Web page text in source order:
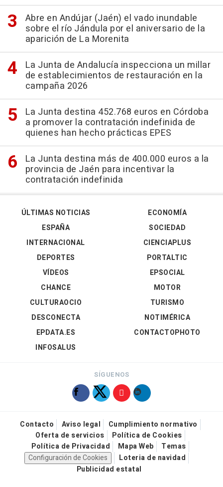
Abre en Andújar (Jaén) el vado inundable
sobre el río Jándula por el aniversario de la
aparición de La Morenita
La Junta de Andalucía inspecciona un millar
de establecimientos de restauración en la
campaña 2026
La Junta destina 452.768 euros en Córdoba
a promover la contratación indefinida de
quienes han hecho prácticas EPES
La Junta destina más de 400.000 euros a la
provincia de Jaén para incentivar la
contratación indefinida
ÚLTIMAS NOTICIAS
ESPAÑA
INTERNACIONAL
DEPORTES
VÍDEOS
ECONOMÍA
SOCIEDAD
CIENCIAPLUS
PORTALTIC
EPSOCIAL
CHANCE
CULTURAOCIO
DESCONECTA
EPDATA.ES
INFOSALUS
MOTOR
TURISMO
NOTIMÉRICA
CONTACTOPHOTO
SÍGUENOS
Contacto Aviso legal
Cumplimiento normativo
Oferta de servicios
Política de Cookies
Política de Privacidad
Mapa Web
Temas
Configuración de Cookies
Loteria de navidad
Publicidad estatal